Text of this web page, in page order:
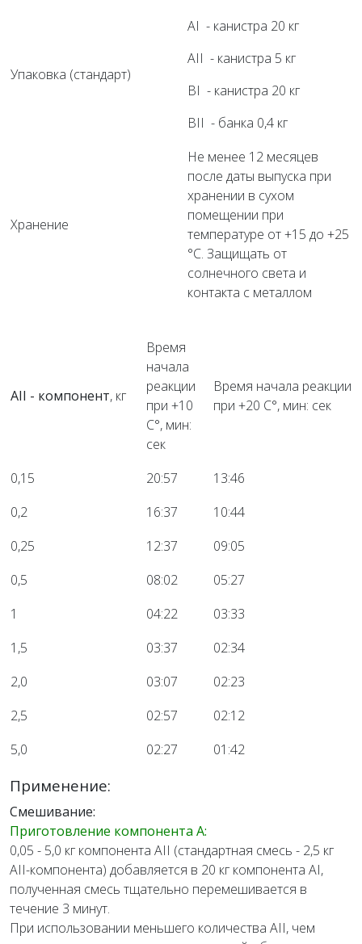
Упаковка (стандарт)
AI - канистра 20 кг
AII - канистра 5 кг
BI - канистра 20 кг
BII - банка 0,4 кг
Хранение
Не менее 12 месяцев
после даты выпуска при
хранении в сухом
помещении при
температуре от +15 до +25
°С. Защищать от
солнечного света и
контакта с металлом
AII - компонент, кг
Время
начала
реакции
при +10
С°, мин:
сек
Время начала реакции
при +20 С°, мин: сек
0,15 20:57
13:46
0,2
16:37
10:44
0,25
12:37
09:05
0,5
08:02
05:27
1
04:22
03:33
1,5
03:37
02:34
2,0
03:07
02:23
2,5
02:57
02:12
5,0
02:27 01:42
Применение:
Смешивание:
Приготовление компонента А:
0,05 - 5,0 кг компонента AII (стандартная смесь - 2,5 кг
AII-компонента) добавляется в 20 кг компонента AI,
полученная смесь тщательно перемешивается в
течение 3 минут.
При использовании меньшего количества AII, чем